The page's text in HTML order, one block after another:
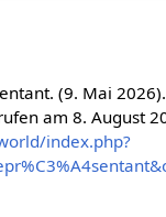
(9. Mai 2026).
am 8. August
index.php?